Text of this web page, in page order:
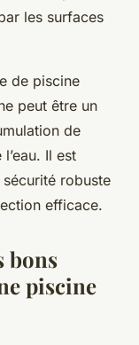
les surfaces
de piscine
peut être un
de
Il est
robuste
efficace.
bons
piscine